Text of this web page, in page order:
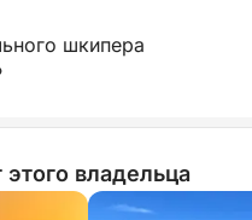
шкипера
владельца